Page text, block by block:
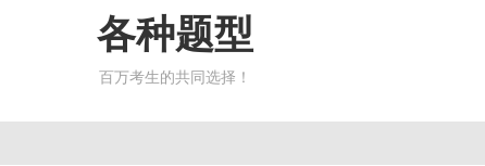
各种题型
百万考生的共同选择！